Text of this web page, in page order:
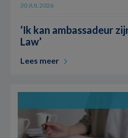
30 JUL 2026
‘Ik kan ambassadeur
Law’
Lees meer